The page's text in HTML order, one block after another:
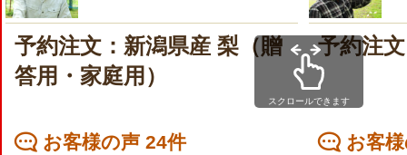
予約注文：新潟県産 梨（贈
答用・家庭用）
お客様の声 24件
予約注
お客
スクロールできます